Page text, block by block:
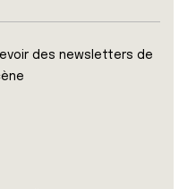
des newsletters de